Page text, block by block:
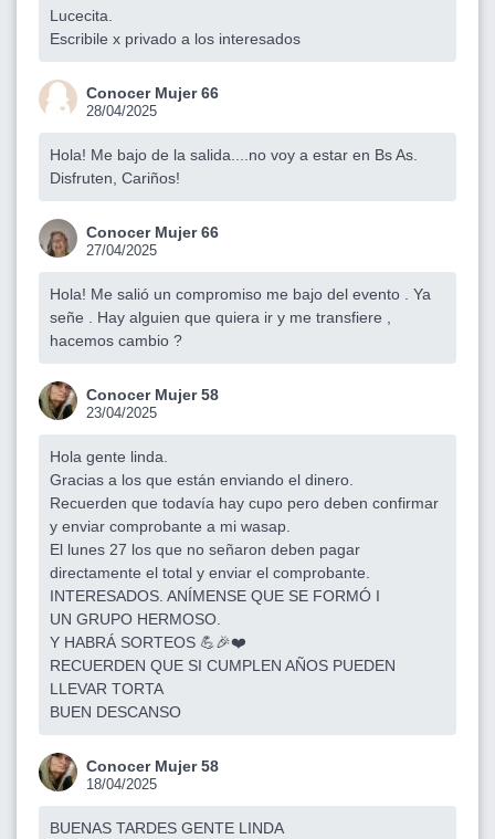
Lucecita.
Escribile x privado a los interesados
Conocer Mujer 66
28/04/2025
Hola! Me bajo de la salida....no voy a estar en Bs As.
Disfruten, Cariños!
Conocer Mujer 66
27/04/2025
Hola! Me salió un compromiso me bajo del evento . Ya
señe . Hay alguien que quiera ir y me transfiere ,
hacemos cambio ?
Conocer Mujer 58
23/04/2025
Hola gente linda.
Gracias a los que están enviando el dinero.
Recuerden que todavía hay cupo pero deben confirmar
y enviar comprobante a mi wasap.
El lunes 27 los que no señaron deben pagar
directamente el total y enviar el comprobante.
INTERESADOS. ANÍMENSE QUE SE FORMÓ I
UN GRUPO HERMOSO.
Y HABRÁ SORTEOS 💪🎉❤️
RECUERDEN QUE SI CUMPLEN AÑOS PUEDEN
LLEVAR TORTA
BUEN DESCANSO
Conocer Mujer 58
18/04/2025
BUENAS TARDES GENTE LINDA